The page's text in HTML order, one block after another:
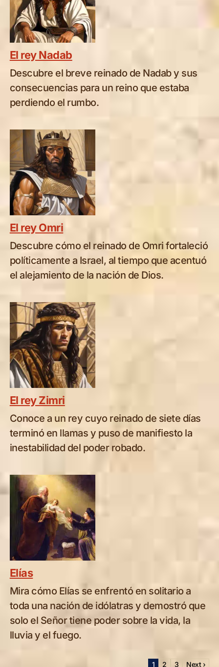
El rey Nadab
Descubre el breve reinado de Nadab y sus
consecuencias para un reino que estaba
perdiendo el rumbo.
El rey Omri
Descubre cómo el reinado de Omri fortaleció
políticamente a Israel, al tiempo que acentuó
el alejamiento de la nación de Dios.
El rey Zimri
Conoce a un rey cuyo reinado de siete días
terminó en llamas y puso de manifiesto la
inestabilidad del poder robado.
Elías
Mira cómo Elías se enfrentó en solitario a
toda una nación de idólatras y demostró que
solo el Señor tiene poder sobre la vida, la
lluvia y el fuego.
1 2 3 Next ›